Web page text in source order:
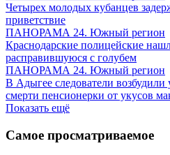
Четырех молодых кубанцев
приветствие
ПАНОРАМА 24. Южный регион
Краснодарские полицейские
расправившуюся с голубем
ПАНОРАМА 24. Южный регион
В Адыгее следователи возбудили
смерти пенсионерки от укусов
Показать ещё
Самое просматриваемое